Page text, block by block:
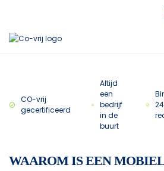
CO-vrij
gecertificeerd
Altijd
een
bedrijf
in de
buurt
WAAROM IS EEN